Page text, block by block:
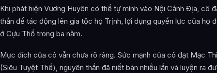
Khi phát hiện Vương Huyên có thể tự mình vào Nội Cảnh Địa, cô
thần để tác động lên gia tộc họ Trịnh, lợi dụng quyền lực của họ
ở Cựu Thổ trong ba năm.
Mục đích của cô vẫn chưa rõ ràng. Sức mạnh của cô đạt Mạc
(Siêu Tuyệt Thế), nguyên thần đã niết bàn nhiều lần và luyện ra